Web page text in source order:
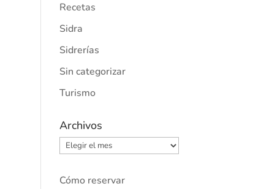
Recetas
Sidra
Sidrerías
Sin categorizar
Turismo
Archivos
Archivos
Cómo reservar